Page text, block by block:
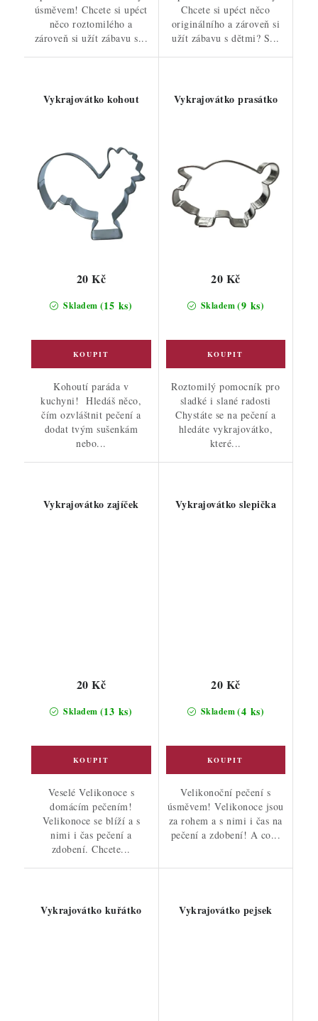
úsměvem! Chcete si upéct
něco roztomilého a
zároveň si užít zábavu s...
Chcete si upéct něco
originálního a zároveň si
užít zábavu s dětmi? S...
Vykrajovátko kohout
Skladem (15 ks)
20 Kč
Kohoutí paráda v
kuchyni! Hledáš něco,
čím ozvláštnit pečení a
dodat tvým sušenkám
nebo...
Vykrajovátko prasátko
Skladem(9 ks)
20 Kč
Roztomilý pomocník pro
sladké i slané radosti
Chystáte se na pečení a
hledáte vykrajovátko,
které...
Vykrajovátko zajíček
Skladem (13 ks)
20 Kč
Veselé Velikonoce s
domácím pečením!
Velikonoce se blíží a s
nimi i čas pečení a
zdobení. Chcete...
Vykrajovátko slepička
Skladem(4 ks)
20 Kč
Velikonoční pečení s
úsměvem! Velikonoce jsou
za rohem a s nimi i čas na
pečení a zdobení! A co...
Vykrajovátko kuřátko Vykrajovátko pejsek